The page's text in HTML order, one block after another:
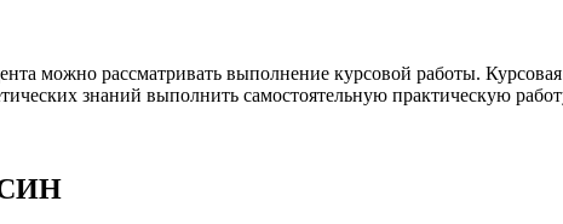
можно рассматривать выполнение курсовой работы.
знаний выполнить самостоятельную практическую